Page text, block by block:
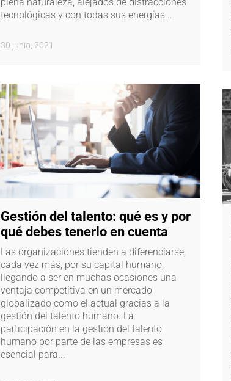
tecnológicas y con todas sus energías...
30 junio, 2021
Gestión del talento: qué es y por
qué debes tenerlo en cuenta
Las organizaciones tienden a diferenciarse,
cada vez más, por su capital humano,
llegando a ser en muchas ocasiones una
ventaja competitiva en un mercado
globalizado como el actual gracias a la
gestión del talento humano. La
participación en la gestión del talento
humano por parte de las empresas es
esencial para...